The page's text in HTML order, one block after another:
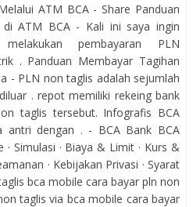
ATM BCA - Share Panduan
ATM BCA - Kali ini saya ingin
pembayaran PLN
. Panduan Membayar Tagihan
- PLN non taglis adalah sejumlah
. repot memiliki rekeing bank
taglis tersebut. Infografis BCA
antri dengan . - BCA Bank BCA
Simulasi · Biaya & Limit · Kurs &
· Kebijakan Privasi · Syarat
bca mobile cara bayar pln non
taglis via bca mobile cara bayar